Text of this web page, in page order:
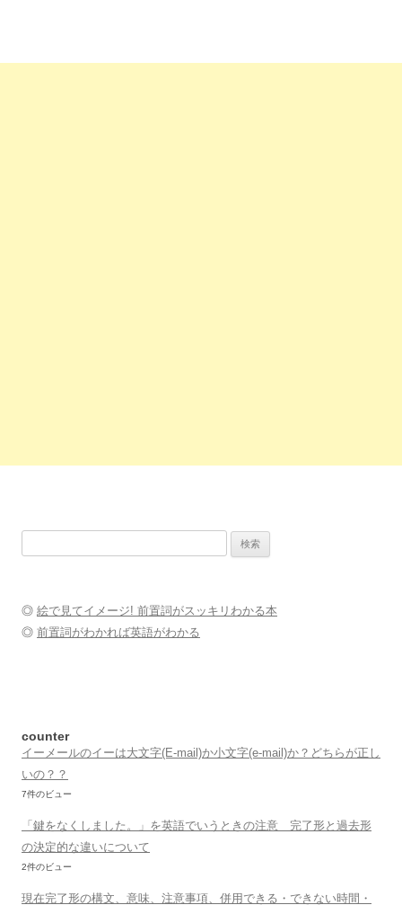
◎ 絵で見てイメージ! 前置詞がスッキリわかる本
◎ 前置詞がわかれば英語がわかる
counter
イーメールのイーは大文字(E-mail)か小文字(e-mail)か？どちらが正し
いの？？
7件のビュー
「鍵をなくしました。」を英語でいうときの注意 完了形と過去形
の決定的な違いについて
2件のビュー
現在完了形の構文、意味、注意事項、併用できる・できない時間・